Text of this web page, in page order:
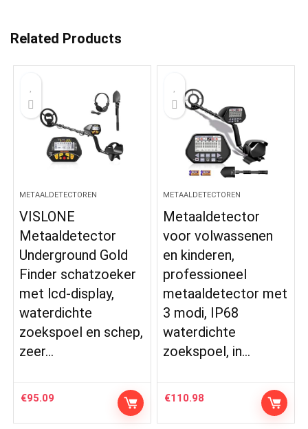
Related Products
METAALDETECTOREN
VISLONE
Metaaldetector
Underground Gold
Finder schatzoeker
met lcd-display,
waterdichte
zoekspoel en schep,
zeer…
€95.09
METAALDETECTOREN
Metaaldetector
voor volwassenen
en kinderen,
professioneel
metaaldetector met
3 modi, IP68
waterdichte
zoekspoel, in…
€110.98